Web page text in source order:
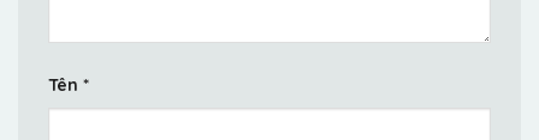
Tên *